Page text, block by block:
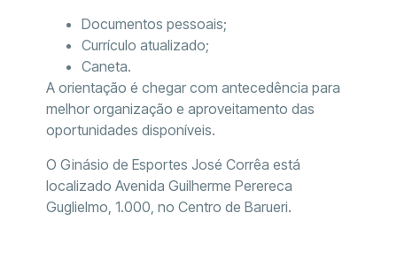
Documentos pessoais;
Currículo atualizado;
Caneta.
A orientação é chegar com antecedência para
melhor organização e aproveitamento das
oportunidades disponíveis.
O Ginásio de Esportes José Corrêa está
localizado Avenida Guilherme Perereca
Guglielmo, 1.000, no Centro de Barueri.